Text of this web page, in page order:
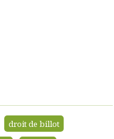
droit de billot